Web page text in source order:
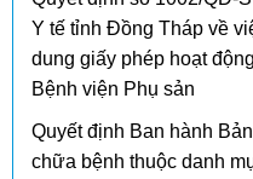
Y tế tỉnh Đồng Tháp về
dung giấy phép hoạt
Bệnh viện Phụ sản
Quyết định Ban hành
chữa bệnh thuộc danh